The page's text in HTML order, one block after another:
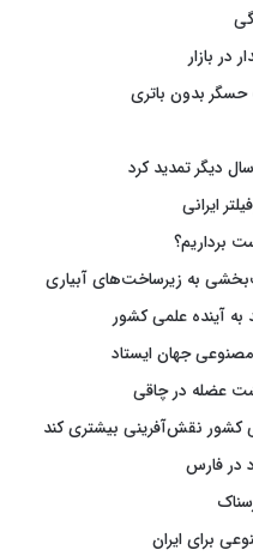
در بازار
بدون باتری
برداریم؟
به زیرساخت‌های آبیاری
به آینده علمی کشور
جهان ایستاد
عضله در چاقی
کشور نقش‌آفرینی بیشتری کند
در فارس